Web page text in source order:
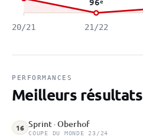
20/21 21/22
PERFORMANCES
Meilleurs résultats
16 Sprint · Oberhof
COUPE DU MONDE 23/24